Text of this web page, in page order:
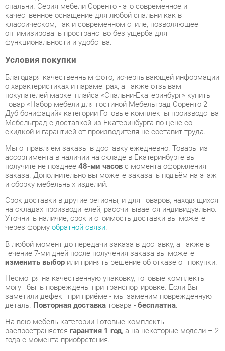
функциональности и удобства.
Условия покупки
Благодаря качественным фото, исчерпывающей информации
о характеристиках и параметрах, а также отзывам
покупателей маркетплэйса «Спальни-Екатеринбург» купить
товар «Набор мебели для гостиной Мебельград Соренто 2
Дуб бонифаций» категории Готовые комплекты производства
Мебельград с доставкой из Екатеринбурга по цене со
скидкой и гарантией от производителя не составит труда.
Мы отправляем заказы в доставку ежедневно. Товары из
ассортимента в наличии на складе в Екатеринбурге вы
получите не позднее48-ми часовс момента оформления
заказа. Дополнительно вы можете заказать подъём на этаж
Срок доставки в другие регионы, и для товаров, находящихся
на складах производителей, рассчитывается индивидуально.
Уточнить наличие, срок и стоимость доставки вы можете
через формуобратной связи.
В любой момент до передачи заказа в доставку, а также в
течение 7-ми дней после получения заказа вы можете
изменить выборили принять решение об отказе от покупки.
Несмотря на качественную упаковку, готовые комплекты
могут быть повреждены при транспортировке. Если Вы
заметили дефект при приёме - мы заменим поврежденную
деталь.Повторная доставкатовара -бесплатна.
распространяетсягарантия 1 год, а на некоторые модели – 2
года с момента приобретения.
Набор мебели для гостиной Мебельград Соренто 2 Дуб
Мебельград, соответствующее современному
государственному стандарту.